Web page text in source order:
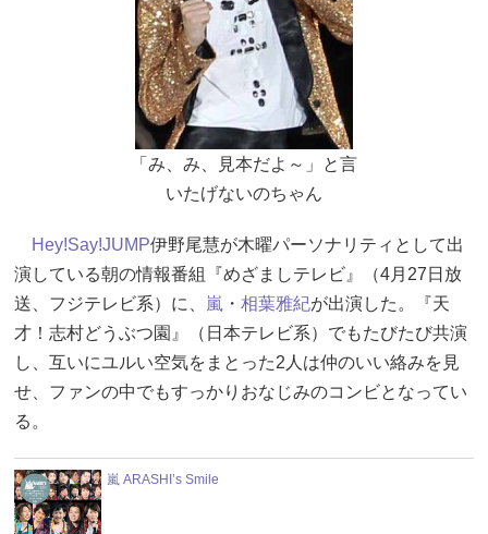
「み、み、見本だよ～」と言
いたげないのちゃん
Hey!Say!JUMP伊野尾慧が木曜パーソナリティとして出
演している朝の情報番組『めざましテレビ』（4月27日放
送、フジテレビ系）に、
嵐 ・ 相葉雅紀が出演した。『天
才！志村どうぶつ園』（日本テレビ系）でもたびたび共演
し、互いにユルい空気をまとった2人は仲のいい絡みを見
せ、ファンの中でもすっかりおなじみのコンビとなってい
る。
嵐 ARASHI’s Smile